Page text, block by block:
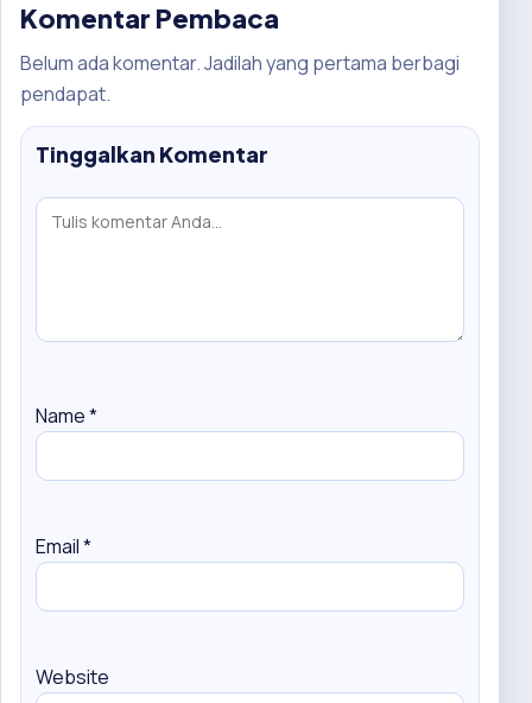
Komentar Pembaca
Belum ada komentar. Jadilah yang pertama berbagi
pendapat.
Tinggalkan Komentar
Name*
Email*
Website